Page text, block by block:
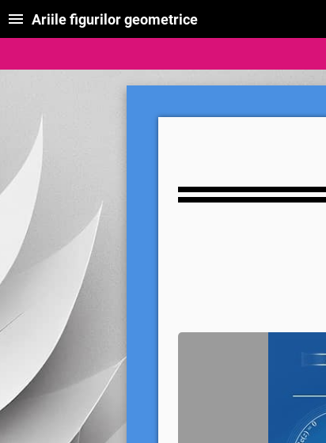
Ariile figurilor geometrice